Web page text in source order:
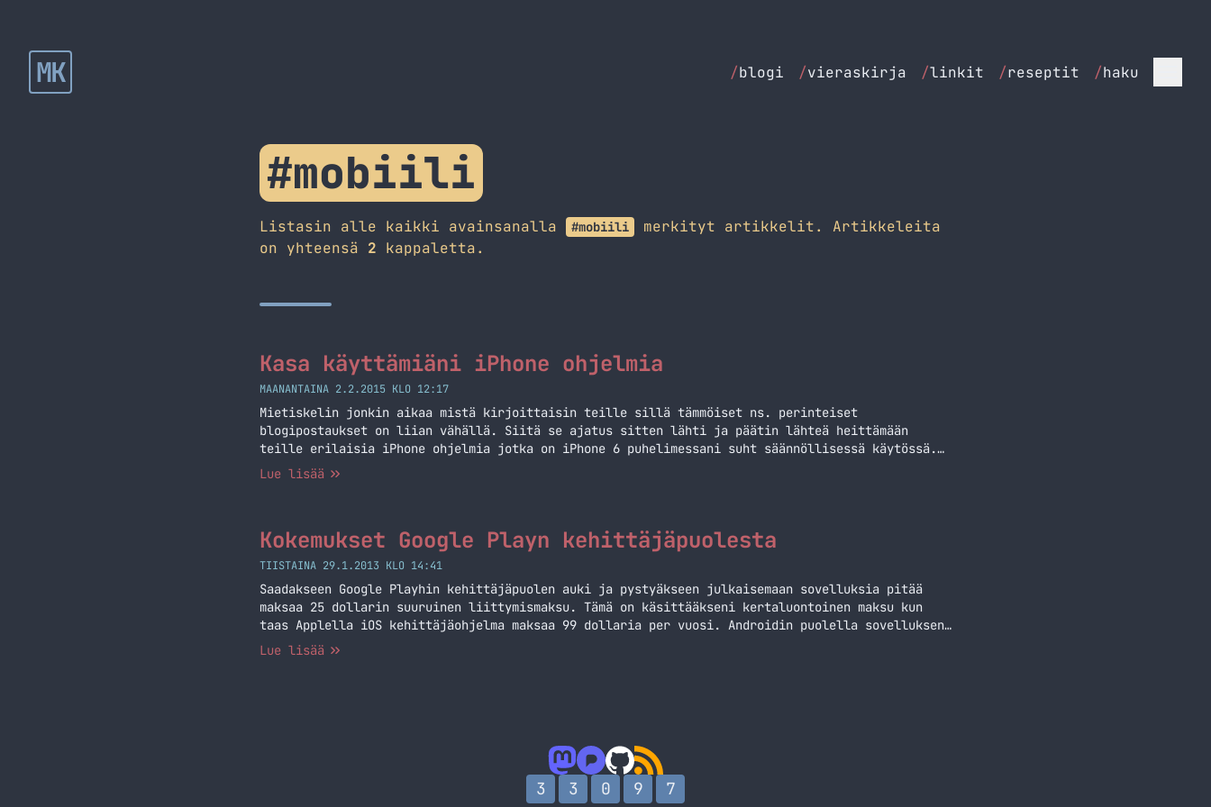
MK /blogi /vieraskirja /linkit /reseptit /haku
#mobiili
Listasin alle kaikki avainsanalla #mobiili
merkityt artikkelit. Artikkeleita
on yhteensä 2 kappaletta.
Kasa käyttämiäni iPhone ohjelmia
MAANANTAINA 2.2.2015 KLO 12:17
Mietiskelin jonkin aikaa mistä kirjoittaisin teille sillä tämmöiset ns. perinteiset
blogipostaukset on liian vähällä. Siitä se ajatus sitten lähti ja päätin lähteä heittämään
teille erilaisia iPhone ohjelmia jotka on iPhone 6 puhelimessani suht säännöllisessä käytössä.
Tweetbot 3 (4,99 €) Ehdottomasti oma lempparini Twitter sovelluksista. Tätä käyttelin jo
Lue lisää
Kokemukset Google Playn kehittäjäpuolesta
TIISTAINA 29.1.2013 KLO 14:41
Saadakseen Google Playhin kehittäjäpuolen auki ja pystyäkseen julkaisemaan sovelluksia pitää
maksaa 25 dollarin suuruinen liittymismaksu. Tämä on käsittääkseni kertaluontoinen maksu kun
taas Applella iOS kehittäjäohjelma maksaa 99 dollaria per vuosi. Androidin puolella sovelluksen
voit heittää lähes suoraan Play kauppaan ja se on parin tunnin päästä siellä. Niin simppeliä se
Lue lisää
3 3 0 9 7